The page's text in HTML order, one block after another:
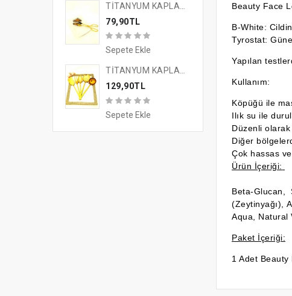
79,90TL
Sepete Ekle
TİTANYUM KAPLAMA GOLD TASARIM 5'Lİ SERVİS SETİ
129,90TL
Sepete Ekle
Beauty Face
B-White:
Tyrostat:
Yapılan
Kullanım:
Köpüğü ile
Ilık su ile
Düzenli olarak
Diğer
Çok hassas
Ürün İçeriği:
Beta-
(Zeytinyağı),
Aqua, Natural
Paket İçeriği:
1 Adet